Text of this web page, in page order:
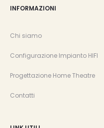
INFORMAZIONI
Chi siamo
Configurazione Impianto HIFI
Progettazione Home Theatre
Contatti